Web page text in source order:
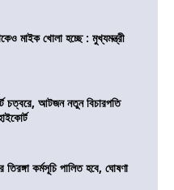
মাইক খোলা হচ্ছে : মুখ্যমন্ত্রী
চত্বরে, আটজন নতুন বিচারপতি
কর্মসূচি পালিত হবে, ঘোষণা